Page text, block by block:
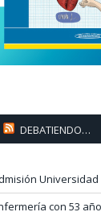
DEBATIENDO…
Universidad
con 53